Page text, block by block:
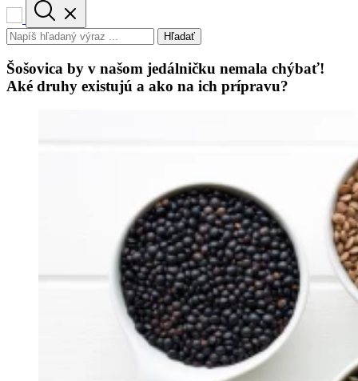
Hľadať
Šošovica by v našom jedálničku nemala chýbať!
Aké druhy existujú a ako na ich prípravu?